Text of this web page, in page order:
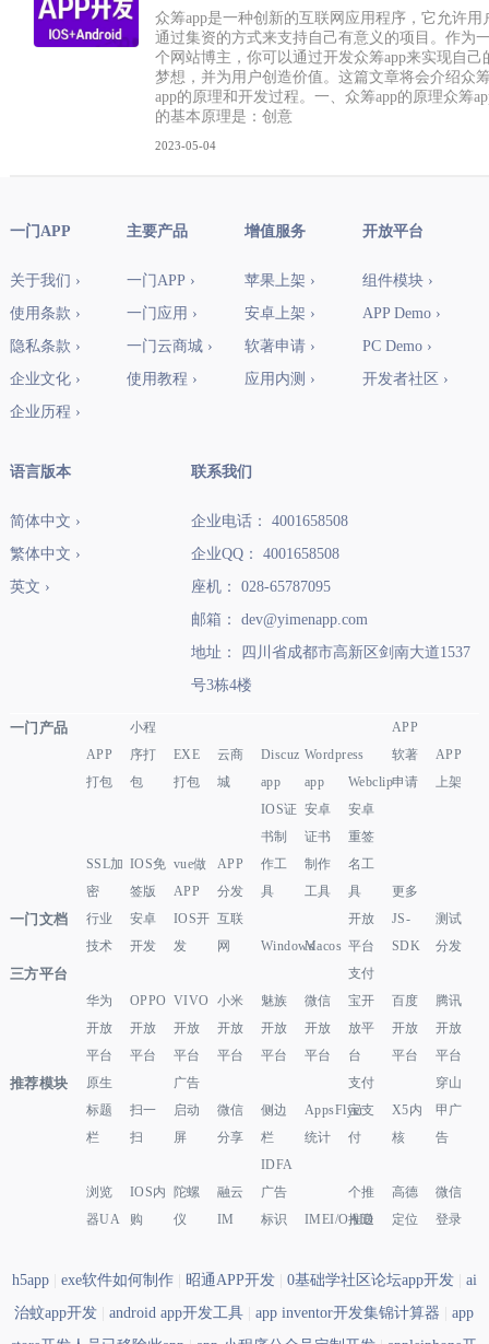
众筹app是一种创新的互联网应用程序，它允许用
通过集资的方式来支持自己有意义的项目。作为
个网站博主，你可以通过开发众筹app来实现自己
梦想，并为用户创造价值。这篇文章将会介绍众
app的原理和开发过程。一、众筹app的原理众筹
的基本原理是：创意
2023-05-04
一门APP
关于我们 ›
使用条款 ›
隐私条款 ›
企业文化 ›
企业历程 ›
主要产品
一门APP ›
一门应用 ›
一门云商城 ›
使用教程 ›
增值服务
苹果上架 ›
安卓上架 ›
软著申请 ›
应用内测 ›
开放平台
组件模块 ›
APP Demo ›
PC Demo ›
开发者社区 ›
语言版本
简体中文 ›
繁体中文 ›
英文 ›
联系我们
企业电话： 4001658508
企业QQ： 4001658508
座机： 028-65787095
邮箱： dev@yimenapp.com
地址： 四川省成都市高新区剑南大道1537
号3栋4楼
一门产品
APP
打包
小程
序打
包
EXE
打包
云商
城
Discuz
app
Wordpress
app
Webclip
APP
软著
申请
APP
上架
SSL加
密
IOS免
签版
vue做
APP
APP
分发
IOS证
书制
作工
具
安卓
证书
制作
工具
安卓
重签
名工
具
更多
一门文档
行业
技术
安卓
开发
IOS开
发
互联
网
WindowsMacos
开放
平台
JS-
SDK
测试
分发
三方平台
华为
开放
平台
OPPO
开放
平台
VIVO
开放
平台
小米
开放
平台
魅族
开放
平台
微信
开放
平台
支付
宝开
放平
台
百度
开放
平台
腾讯
开放
平台
推荐模块
原生
标题
栏
扫一
扫
广告
启动
屏
微信
分享
侧边
栏
AppsFlyer
统计
支付
宝支
付
X5内
核
穿山
甲广
告
浏览
器UA
IOS内
购
陀螺
仪
融云
IM
IDFA
广告
标识
IMEI/OAID
个推
推送
高德
定位
微信
登录
h5app exe软件如何制作 昭通APP开发 0基础学社区论坛app开发
ai
治蚊app开发
|android app开发工具 |app inventor开发集锦计算器 |app